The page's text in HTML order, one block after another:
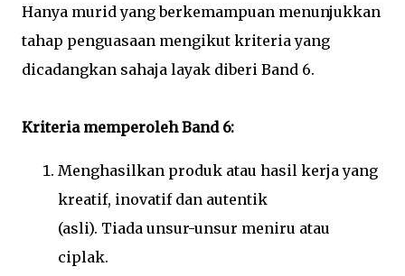
Hanya murid yang berkemampuan menunjukkan
tahap penguasaan mengikut kriteria yang
dicadangkan sahaja layak diberi Band 6.
Kriteria memperoleh Band 6:
Menghasilkan produk atau hasil kerja yang
kreatif, inovatif dan autentik
(asli). Tiada unsur-unsur meniru atau
ciplak.